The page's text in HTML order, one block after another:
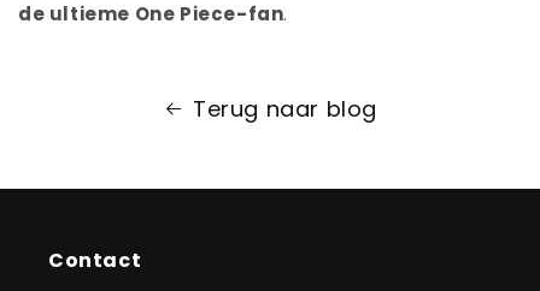
de ultieme One Piece-fan.
Terug naar blog
Contact